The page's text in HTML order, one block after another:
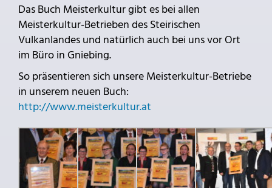
Das Buch Meisterkultur gibt es bei allen
Meisterkultur-Betrieben des Steirischen
Vulkanlandes und natürlich auch bei uns vor Ort
im Büro in Gniebing.
So präsentieren sich unsere Meisterkultur-Betriebe
in unserem neuen Buch:
http://www.meisterkultur.at